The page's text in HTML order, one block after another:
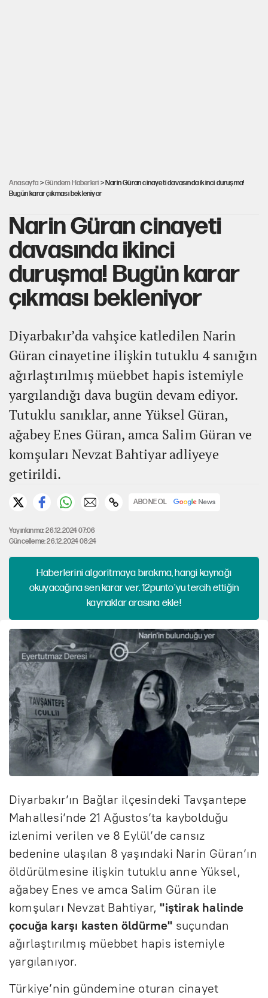
Anasayfa >Gündem Haberleri > Narin Güran cinayeti davasında ikinci duruşma!
Bugün karar çıkması bekleniyor
Narin Güran cinayeti
davasında ikinci
duruşma! Bugün karar
çıkması bekleniyor
Diyarbakır’da vahşice katledilen Narin
Güran cinayetine ilişkin tutuklu 4 sanığın
ağırlaştırılmış müebbet hapis istemiyle
yargılandığı dava bugün devam ediyor.
Tutuklu sanıklar, anne Yüksel Güran,
ağabey Enes Güran, amca Salim Güran ve
komşuları Nevzat Bahtiyar adliyeye
getirildi.
ABONE OL
Yayınlanma: 26.12.2024 07:06
Güncelleme: 26.12.2024 08:24
Haberlerini algoritmaya bırakma, hangi kaynağı
okuyacağına sen karar ver. 12punto'yu tercih ettiğin
kaynaklar arasına ekle!
Diyarbakır’ın Bağlar ilçesindeki Tavşantepe
Mahallesi’nde 21 Ağustos’ta kaybolduğu
izlenimi verilen ve 8 Eylül’de cansız
bedenine ulaşılan 8 yaşındaki Narin Güran’ın
öldürülmesine ilişkin tutuklu anne Yüksel,
ağabey Enes ve amca Salim Güran ile
komşuları Nevzat Bahtiyar,"iştirak halinde
çocuğa karşı kasten öldürme" suçundan
ağırlaştırılmış müebbet hapis istemiyle
yargılanıyor.
Türkiye’nin gündemine oturan cinayet